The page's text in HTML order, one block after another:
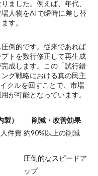
ました。例えば、年代、
人物をAIで瞬時に差し替
す。
倒的です。従来であれば
トを数行修正して再生成
成します。この「試行錯
グ戦略における真の民主
クルを回すことで、市場
が可能となっています。
）
削減・改善効果
件費 約90%以上の削減
圧倒的なスピードア
ップ